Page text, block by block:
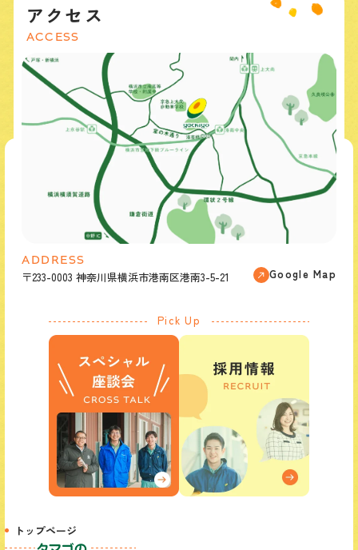
アクセス
ACCESS
ADDRESS
〒233-0003 神奈川県横浜市港南区港南3-5-21 Google Map
Pick Up
トップページ